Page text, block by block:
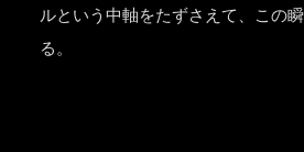
ルという中軸をたずさえて、この
る。